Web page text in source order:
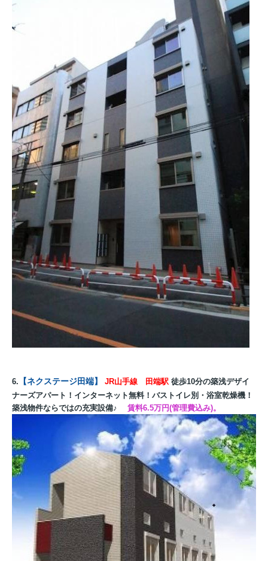
6. 【ネクステージ田端】 JR山手線 田端駅 徒歩10分の築浅デザイ
ナーズアパート！インターネット無料！バストイレ別・浴室乾燥機！
築浅物件ならではの充実設備♪ 賃料6.5万円(管理費込み)。